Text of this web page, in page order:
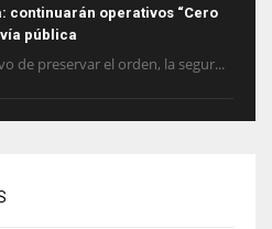
continuarán operativos “Cero
pública
de preservar el orden, la segur...